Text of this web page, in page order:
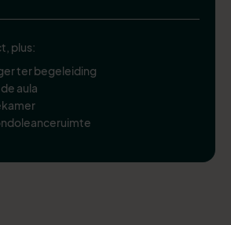
plus:
ter begeleiding
aula